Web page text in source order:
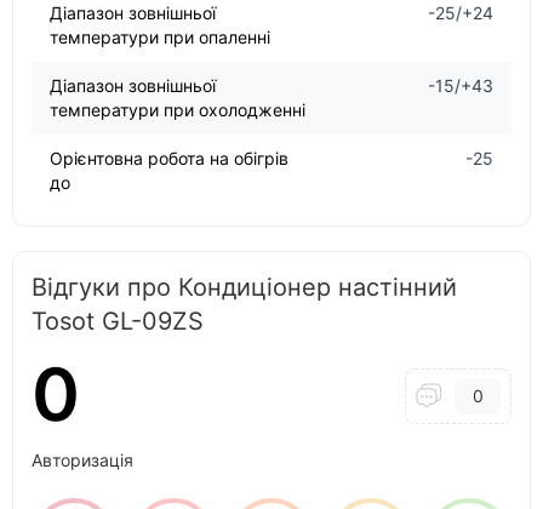
Діапазон зовнішньої
температури при опаленні
-25/+24
Діапазон зовнішньої
температури при охолодженні
-15/+43
Орієнтовна робота на обігрів
до
-25
Відгуки про Кондиціонер настінний
Tosot GL-09ZS
0 0
Авторизація